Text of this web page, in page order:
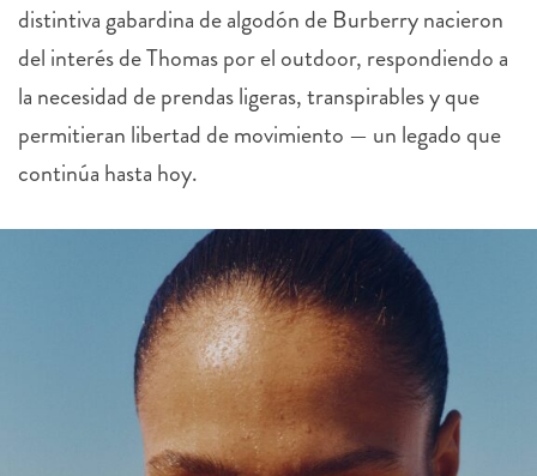
distintiva gabardina de algodón de Burberrynacieron
del interés de Thomas por el outdoor, respondiendo a
la necesidad de prendas ligeras, transpirables y que
permitieran libertad de movimiento — un legado que
continúa hasta hoy.